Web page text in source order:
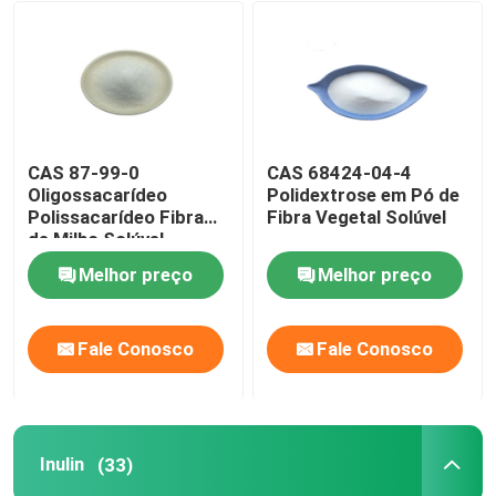
CAS 87-99-0
Oligossacarídeo
Polissacarídeo Fibra
de Milho Solúvel
Melhor preço
Fale Conosco
CAS 68424-04-4
Polidextrose em Pó de
Fibra Vegetal Solúvel
Melhor preço
Fale Conosco
Inulin (33)